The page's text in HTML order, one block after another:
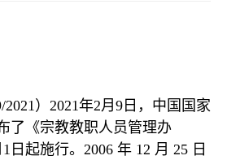
2021） 2021年2月 9 日，中国国家
了《宗教教职人员管理办
1 日起施行。 2006 年 12 月 25 日